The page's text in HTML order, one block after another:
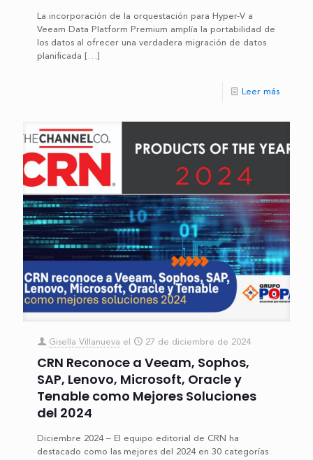
La incorporación de la orquestación para Hyper-V a
Veeam Data Platform Premium amplía la portabilidad de
los datos al ofrecer una verdadera migración de datos
planificada […]
Leer más
Gisella Villanueva el 27 de diciembre de 2024
CRN Reconoce a Veeam, Sophos,
SAP, Lenovo, Microsoft, Oracle y
Tenable como Mejores Soluciones
del 2024
Diciembre 2024 – El equipo editorial de CRN ha
destacado como las mejores del 2024 en 30 categorías